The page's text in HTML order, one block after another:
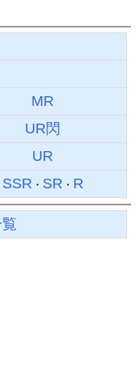
MR
UR閃
UR
SSR ・ SR ・ R